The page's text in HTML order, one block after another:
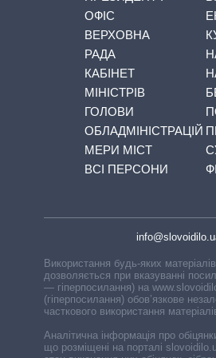
ОФІС
ВЕРХОВНА
РАДА
КАБІНЕТ
МІНІСТРІВ
ГОЛОВИ
ОБЛАДМІНІСТРАЦІЙ
МЕРИ МІСТ
ВСІ ПЕРСОНИ
Використання будь-яких
дозволяється при вказуванні
— гіперпосилання) на
(гіперпосилання) обов’язкове
часткового використання
Аналітична інформація про обіцянки
що розміщені на порталі